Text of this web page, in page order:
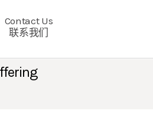
Contact Us
联系我们